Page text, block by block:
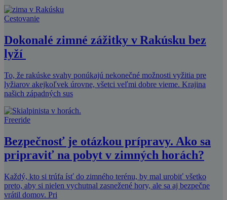
Cestovanie
Dokonalé zimné zážitky v Rakúsku bez
lyží
To, že rakúske svahy ponúkajú nekonečné možnosti vyžitia pre
lyžiarov akejkoľvek úrovne, všetci veľmi dobre vieme. Krajina
našich západných sus
Freeride
Bezpečnosť je otázkou prípravy. Ako sa
pripraviť na pobyt v zimných horách?
Každý, kto si trúfa ísť do zimného terénu, by mal urobiť všetko
preto, aby si nielen vychutnal zasnežené hory, ale sa aj bezpečne
vrátil domov. Pri